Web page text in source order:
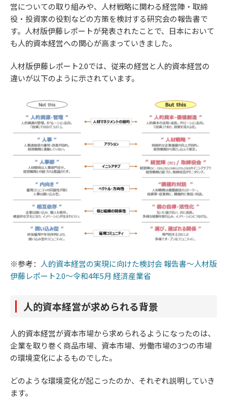
営についての取り組みや、人材戦略に関わる経営陣・取締
役・投資家の役割などの方策を検討する研究会の報告書で
す。人材版伊藤レポートが発表されたことで、日本において
も人的資本経営への関心が高まっていきました。
人材版伊藤レポート2.0では、従来の経営と人的資本経営の
違いが以下のように示されています。
※参考： 人的資本経営の実現に向けた検討会 報告書～人材版
伊藤レポート2.0～令和4年5月 経済産業省
人的資本経営が求められる背景
人的資本経営が資本市場から求められるようになったのは、
企業を取り巻く商品市場、資本市場、労働市場の3つの市場
の環境変化によるものでした。
どのような環境変化が起こったのか、それぞれ説明していき
ます。